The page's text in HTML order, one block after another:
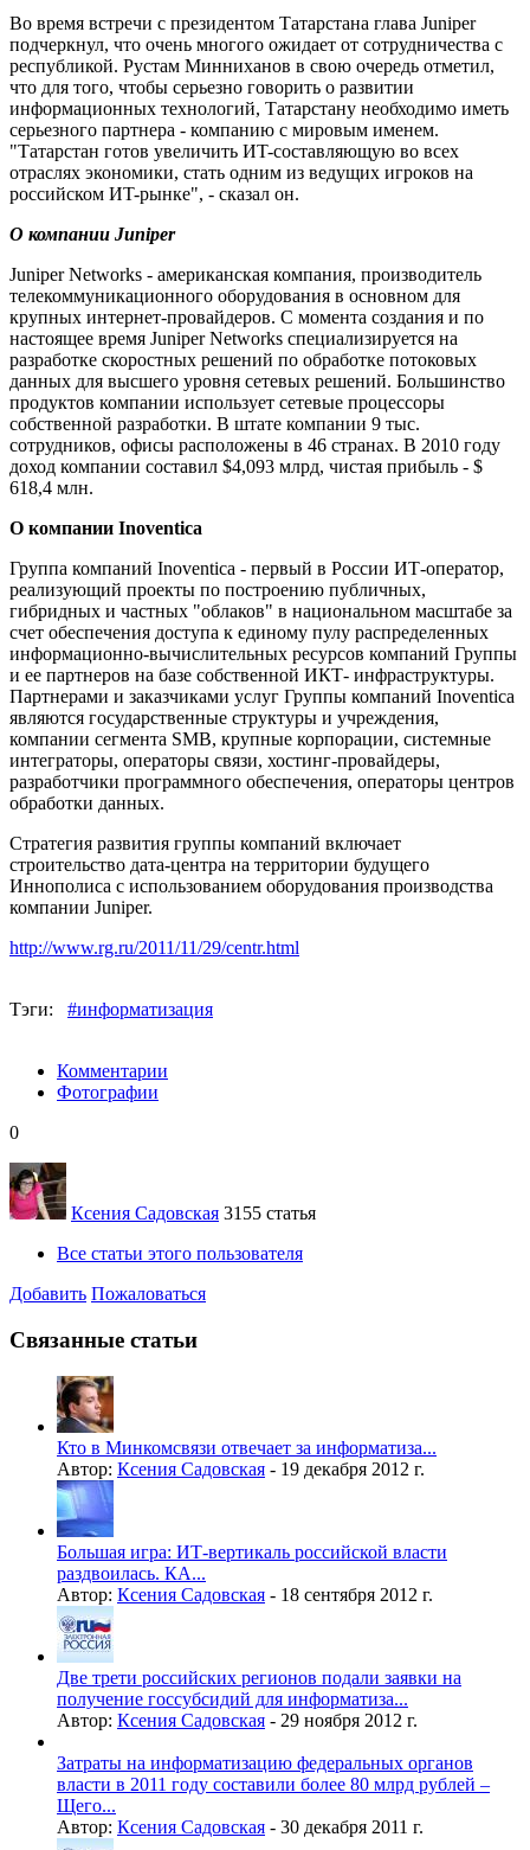
Во время встречи с президентом Татарстана глава Juniper
подчеркнул, что очень многого ожидает от сотрудничества с
республикой. Рустам Минниханов в свою очередь отметил,
что для того, чтобы серьезно говорить о развитии
информационных технологий, Татарстану необходимо иметь
серьезного партнера - компанию с мировым именем.
"Татарстан готов увеличить ИT-составляющую во всех
отраслях экономики, стать одним из ведущих игроков на
российском ИT-рынке", - сказал он.
О компании Juniper
Juniper Networks - американская компания, производитель
телекоммуникационного оборудования в основном для
крупных интернет-провайдеров. С момента создания и по
настоящее время Juniper Networks специализируется на
разработке скоростных решений по обработке потоковых
данных для высшего уровня сетевых решений. Большинство
продуктов компании использует сетевые процессоры
собственной разработки. В штате компании 9 тыс.
сотрудников, офисы расположены в 46 странах. В 2010 году
доход компании составил $4,093 млрд, чистая прибыль - $
618,4 млн.
О компании Inoventica
Группа компаний Inoventica - первый в России ИТ-оператор,
реализующий проекты по построению публичных,
гибридных и частных "облаков" в национальном масштабе за
счет обеспечения доступа к единому пулу распределенных
информационно-вычислительных ресурсов компаний Группы
и ее партнеров на базе собственной ИКТ- инфраструктуры.
Партнерами и заказчиками услуг Группы компаний Inoventica
являются государственные структуры и учреждения,
компании сегмента SMB, крупные корпорации, системные
интеграторы, операторы связи, хостинг-провайдеры,
разработчики программного обеспечения, операторы центров
обработки данных.
Стратегия развития группы компаний включает
строительство дата-центра на территории будущего
Иннополиса с использованием оборудования производства
компании Juniper.
http://www.rg.ru/2011/11/29/centr.html
Тэги: #информатизация
Комментарии
Фотографии
0
Ксения Садовская 3155 статья
Все статьи этого пользователя
Добавить Пожаловаться
Связанные статьи
Кто в Минкомсвязи отвечает за информатиза...
Автор: Ксения Садовская - 19 декабря 2012 г.
Большая игра: ИТ-вертикаль российской власти
раздвоилась. КА...
Автор: Ксения Садовская - 18 сентября 2012 г.
Две трети российских регионов подали заявки на
получение госсубсидий для информатиза...
Автор: Ксения Садовская - 29 ноября 2012 г.
Затраты на информатизацию федеральных органов
власти в 2011 году составили более 80 млрд рублей –
Щего...
Автор: Ксения Садовская - 30 декабря 2011 г.